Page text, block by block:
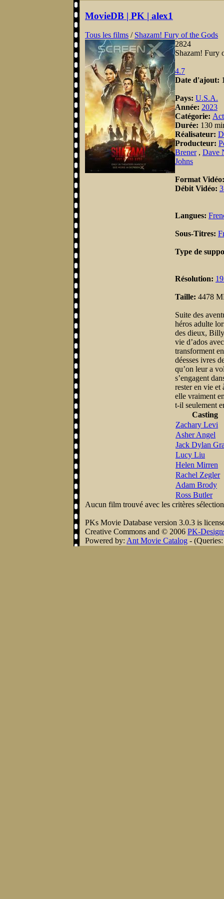
MovieDB | PK | alex1
Tous les films / Shazam! Fury of the Gods
2824
Shazam! Fury
4.7
Date d'ajout:
Pays: U.S.A.
Année: 2023
Catégorie:
Durée: 130
Réalisateur:
Producteur:
Brener, Dave
Johns
Format
Débit Vidéo:
Langues:
Sous-Titres:
Type de
Résolution:
Taille: 4478
Suite des
héros adulte
des dieux,
vie d’ados
transforment
déesses ivres
qu’on leur a
s’engagent
rester en vie et
elle vraiment
t-il seulement
Casting
Zachary Levi
Asher Angel
Jack Dylan
Lucy Liu
Helen Mirren
Rachel Zegler
Adam Brody
Ross Butler
Aucun film trouvé avec les critères
PKs Movie Database version 3.0.3 is
Creative Commons and © 2006 PK-
Powered by: Ant Movie Catalog -